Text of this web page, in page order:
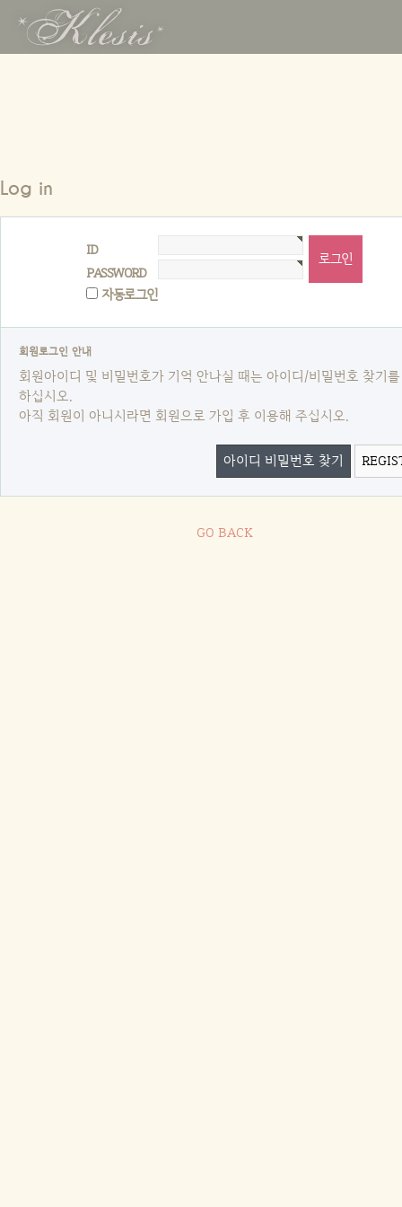
*Klesis*
Log in
ID
PASSWORD
자동로그인
회원로그인 안내
회원아이디 및 비밀번호가 기억 안나실 때는 아이디/비밀번호 찾기
하십시오.
아직 회원이 아니시라면 회원으로 가입 후 이용해 주십시오.
아이디 비밀번호 찾기
GO BACK